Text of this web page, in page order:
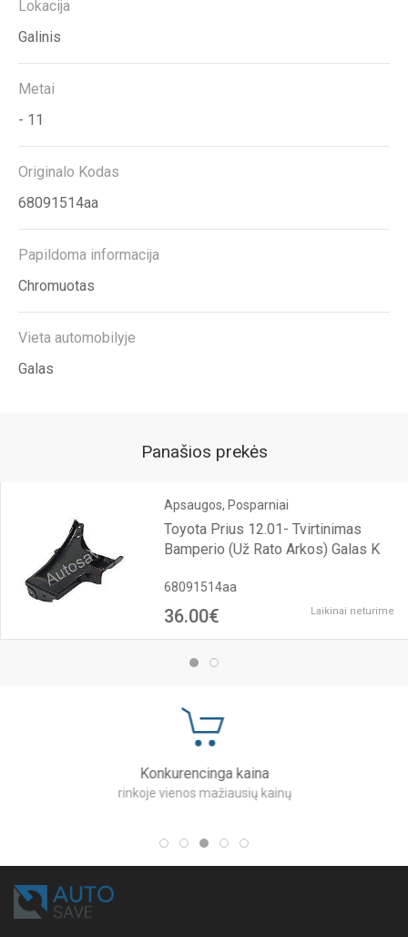
Lokacija
Galinis
Metai
- 11
Originalo Kodas
68091514aa
Papildoma informacija
Chromuotas
Vieta automobilyje
Galas
Panašios prekės
Apsaugos, Posparniai
Toyota Prius 12.01- Tvirtinimas
Bamperio (Už Rato Arkos) Galas K
68091514aa
36.00€ Laikinai neturime
Konkurencinga kaina
rinkoje vienos mažiausių kainų